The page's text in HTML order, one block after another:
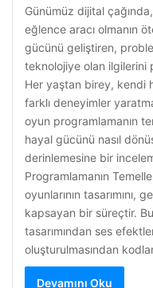
Günümüz dijital
eğlence aracı olmanın
gücünü geliştiren,
teknolojiye olan ilgilerini
Her yaştan birey, kendi
farklı deneyimler
oyun programlamanın
hayal gücünü nasıl
derinlemesine bir
Programlamanın
oyunlarının tasarımını,
kapsayan bir süreçtir.
tasarımından ses
oluşturulmasından
Devamını Oku